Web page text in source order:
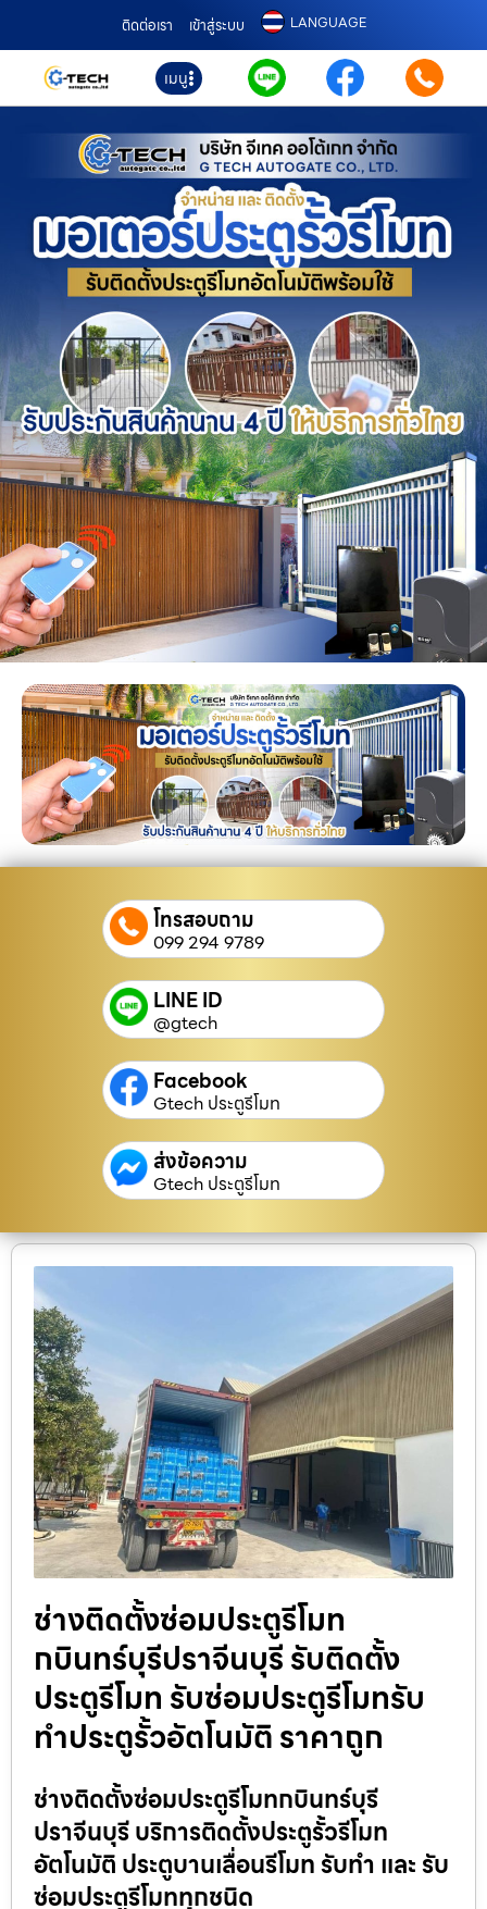
ติดต่อเรา เข้าสู่ระบบ LANGUAGE
เมนู
โทรสอบถาม
099 294 9789
LINE ID
@gtech
Facebook
Gtech ประตูรีโมท
ส่งข้อความ
Gtech ประตูรีโมท
ช่างติดตั้งซ่อมประตูรีโมท
กบินทร์บุรีปราจีนบุรี รับติดตั้ง
ประตูรีโมท รับซ่อมประตูรีโมทรับ
ทำประตูรั้วอัตโนมัติ ราคาถูก
ช่างติดตั้งซ่อมประตูรีโมทกบินทร์บุรี
ปราจีนบุรี บริการติดตั้งประตูรั้วรีโมท
อัตโนมัติ ประตูบานเลื่อนรีโมท รับทำ และ รับ
ซ่อมประตูรีโมททุกชนิด